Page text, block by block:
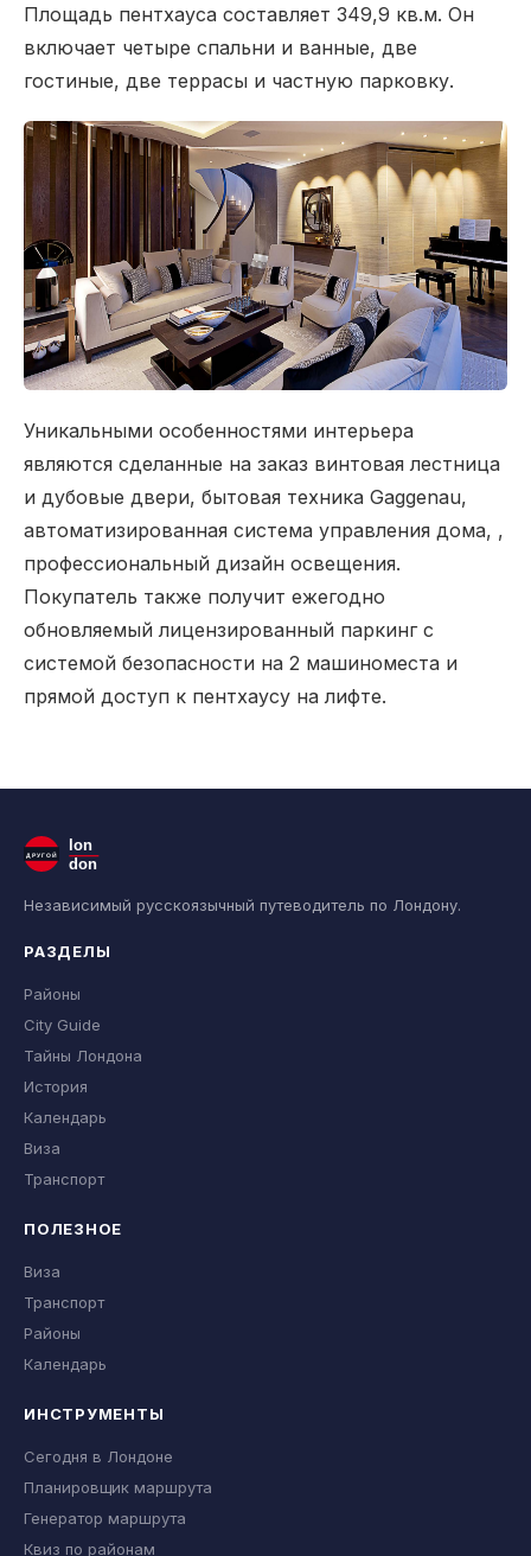
Площадь пентхауса составляет 349,9 кв.м. Он
включает четыре спальни и ванные, две
гостиные, две террасы и частную парковку.
Уникальными особенностями интерьера
являются сделанные на заказ винтовая лестница
и дубовые двери, бытовая техника Gaggenau,
автоматизированная система управления дома, ,
профессиональный дизайн освещения.
Покупатель также получит ежегодно
обновляемый лицензированный паркинг с
системой безопасности на 2 машиноместа и
прямой доступ к пентхаусу на лифте.
ДРУГОЙ
lon
don
Независимый русскоязычный путеводитель по Лондону.
РАЗДЕЛЫ
Районы
City Guide
Тайны Лондона
История
Календарь
Виза
Транспорт
ПОЛЕЗНОЕ
Виза
Транспорт
Районы
Календарь
ИНСТРУМЕНТЫ
Сегодня в Лондоне
Планировщик маршрута
Генератор маршрута
Квиз по районам